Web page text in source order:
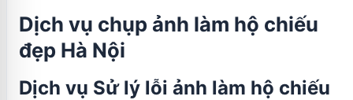
Dịch vụ chụp ảnh làm hộ chiếu
đẹp Hà Nội
Dịch vụ Sử lý lỗi ảnh làm hộ chiếu